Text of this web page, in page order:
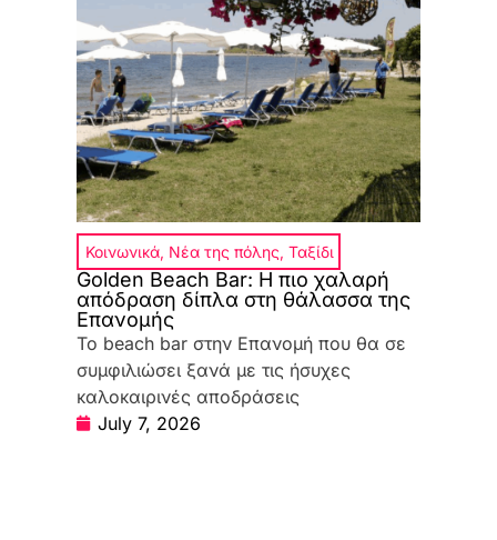
Κοινωνικά, Νέα της πόλης, Ταξίδι
Golden Beach Bar: Η πιο χαλαρή
απόδραση δίπλα στη θάλασσα της
Επανομής
Το beach bar στην Επανομή που θα σε
συμφιλιώσει ξανά με τις ήσυχες
καλοκαιρινές αποδράσεις
July 7, 2026